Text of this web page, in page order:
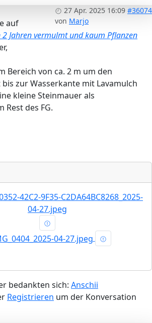
27 Apr. 2025 16:09 #36074
von Marjo
auf
Jahren vermulmt und kaum Pflanzen
Bereich von ca. 2 m um den
zur Wasserkante mit Lavamulch
kleine Steinmauer als
Rest des FG.
bedankten sich: Anschii
Registrieren um der Konversation